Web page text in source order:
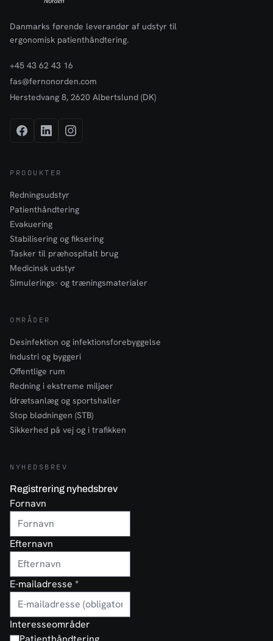
Danmarks førende leverandør af udstyr til
ergonomisk patienthåndtering.
+45 43 62 43 16
fas@fernonorden.com
Herstedvang 8, 2620 Albertslund (DK)
PRODUKTER
Redningsudstyr
Patienthåndtering
Evakuering
Stabilisering og fiksering
Tasker til præhospitalt brug
Medicinsk udstyr
Simulerings- og træningsmaterialer
OMRÅDER
Desinfektion og infektionsforebyggelse
Industri og byggeri
Offentlige rum
Redning i ekstreme miljøer
Idrætsanlæg og sportshaller
Stop blødningen (STB)
Sikkerhed på vej og i trafikken
NYHEDSBREV
Registrering nyhedsbrev
Fornavn
Efternavn
E-mailadresse *
Interesseområder